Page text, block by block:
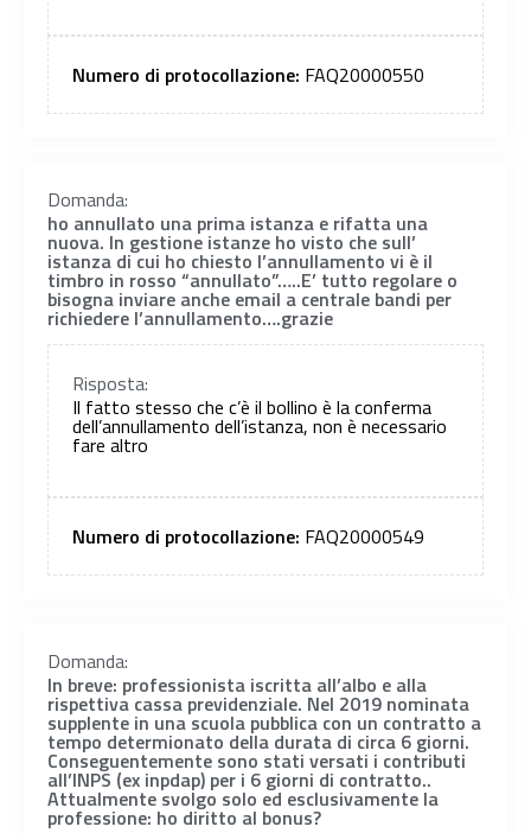
Numero di protocollazione: FAQ20000550
Domanda:
ho annullato una prima istanza e rifatta una
nuova. In gestione istanze ho visto che sull’
istanza di cui ho chiesto l’annullamento vi è il
timbro in rosso “annullato”…..E’ tutto regolare o
bisogna inviare anche email a centrale bandi per
richiedere l’annullamento….grazie
Risposta:
Il fatto stesso che c’è il bollino è la conferma
dell’annullamento dell’istanza, non è necessario
fare altro
Numero di protocollazione: FAQ20000549
Domanda:
In breve: professionista iscritta all’albo e alla
rispettiva cassa previdenziale. Nel 2019 nominata
supplente in una scuola pubblica con un contratto a
tempo determionato della durata di circa 6 giorni.
Conseguentemente sono stati versati i contributi
all’INPS (ex inpdap) per i 6 giorni di contratto..
Attualmente svolgo solo ed esclusivamente la
professione: ho diritto al bonus?